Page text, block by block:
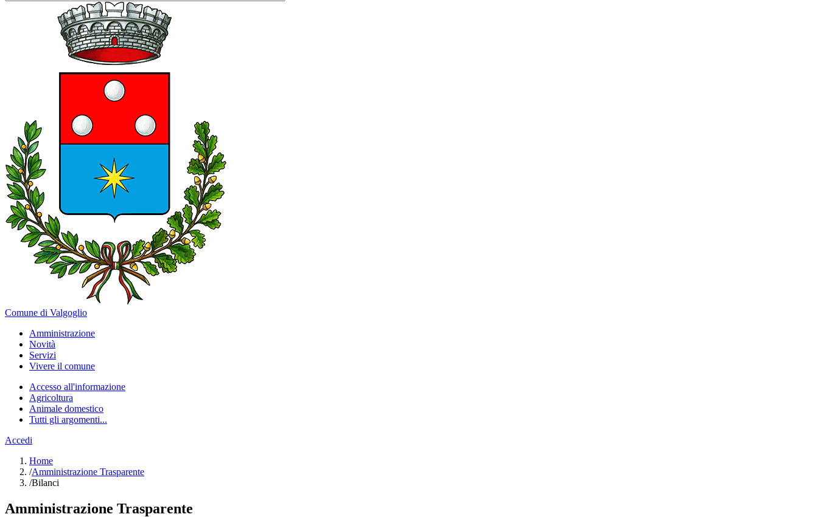
Comune di Valgoglio
Amministrazione
Novità
Servizi
Vivere il comune
Accesso all'informazione
Agricoltura
Animale domestico
Tutti gli argomenti...
Accedi
Home
/Amministrazione Trasparente
/Bilanci
Amministrazione Trasparente